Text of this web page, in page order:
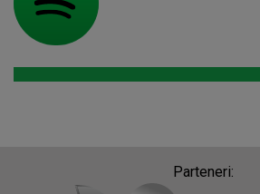
Parteneri: